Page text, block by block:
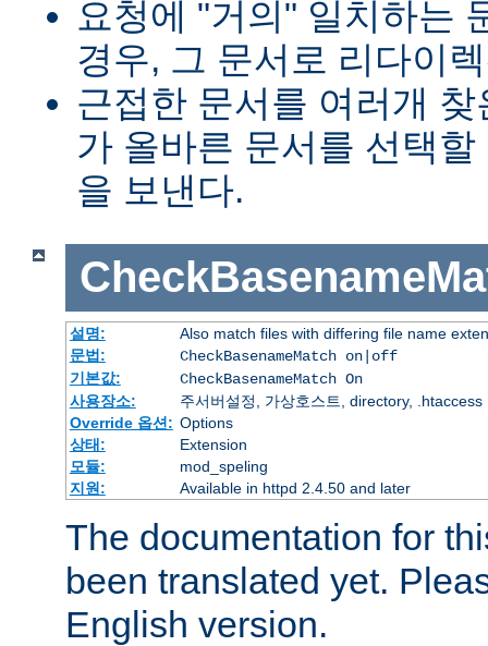
요청에 "거의" 일치하는
경우, 그 문서로 리다이
근접한 문서를 여러개
가 올바른 문서를 선택
을 보낸다.
설명:
Also match files with differing file name
문법:
CheckBasenameMatch on|off
기본값:
CheckBasenameMatch On
사용장소:
주서버설정, 가상호스트, directory, .htaccess
Override 옵션: Options
상태:
Extension
모듈:
mod_speling
지원:
Available in httpd 2.4.50 and later
The documentation for
been translated yet.
English version.